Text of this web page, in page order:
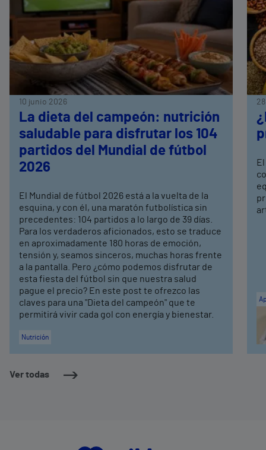
Ver todas
10 junio 2026
La dieta del campeón: nutrición
saludable para disfrutar los 104
partidos del Mundial de fútbol
2026
El Mundial de fútbol 2026 está a la vuelta de la
esquina, y con él, una maratón futbolística sin
precedentes: 104 partidos a lo largo de 39 días.
Para los verdaderos aficionados, esto se traduce
en aproximadamente 180 horas de emoción,
tensión y, seamos sinceros, muchas horas frente
a la pantalla. Pero ¿cómo podemos disfrutar de
esta fiesta del fútbol sin que nuestra salud
pague el precio? En este post te ofrezco las
claves para una "Dieta del campeón" que te
permitirá vivir cada gol con energía y bienestar.
Nutrición